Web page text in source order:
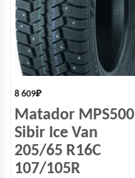
8 609₽
Matador MPS500
Sibir Ice Van
205/65 R16C
107/105R